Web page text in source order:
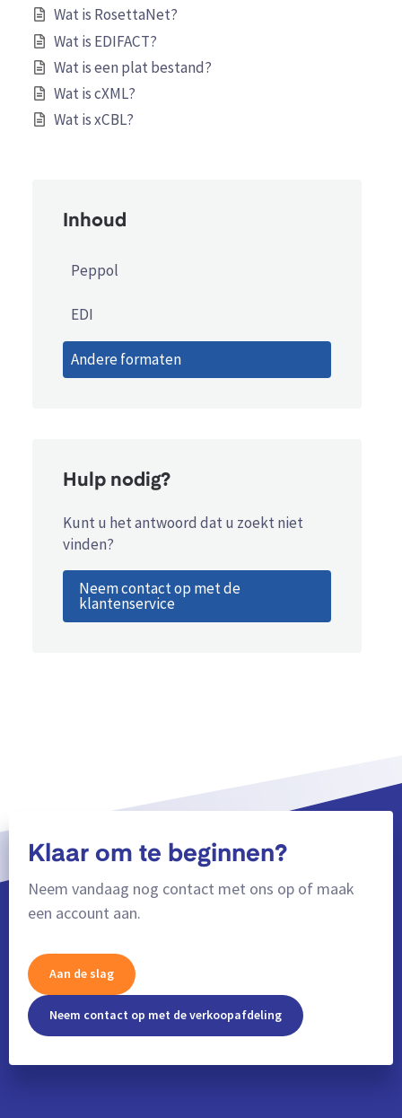
Wat is RosettaNet?
Wat is EDIFACT?
Wat is een plat bestand?
Wat is cXML?
Wat is xCBL?
Inhoud
Peppol
EDI
Andere formaten
Hulp nodig?
Kunt u het antwoord dat u zoekt niet
vinden?
Neem contact op met de
klantenservice
Klaar om te beginnen?
Neem vandaag nog contact met ons op of maak
een account aan.
Aan de slag
Neem contact op met de verkoopafdeling